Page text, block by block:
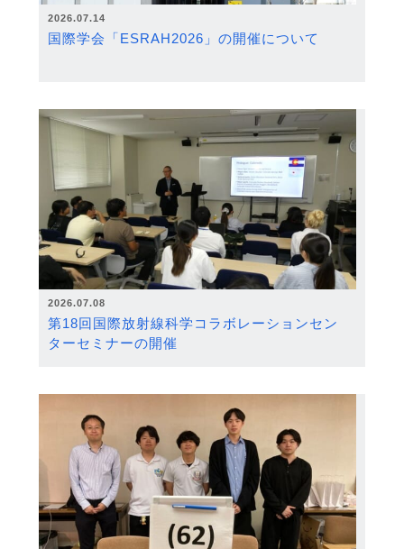
2026.07.14
国際学会「ESRAH2026」の開催について
2026.07.08
第18回国際放射線科学コラボレーションセン
ターセミナーの開催